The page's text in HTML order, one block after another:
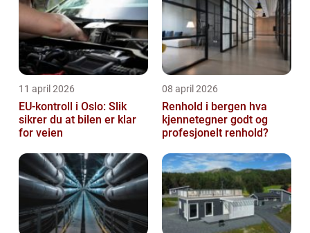
11 april 2026
EU-kontroll i Oslo: Slik
sikrer du at bilen er klar
for veien
08 april 2026
Renhold i bergen hva
kjennetegner godt og
profesjonelt renhold?